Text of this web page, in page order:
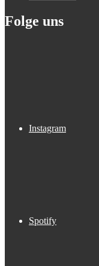
Folge uns
Instagram
Spotify